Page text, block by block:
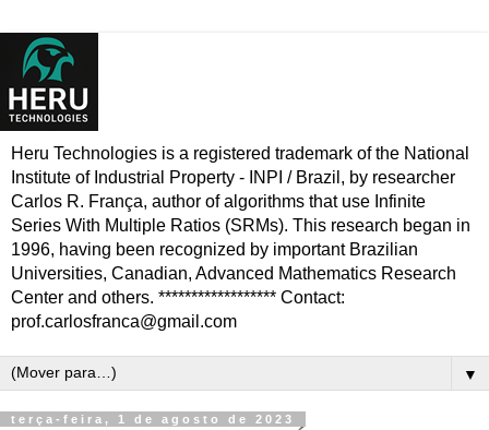
Heru Technologies is a registered trademark of the National
Institute of Industrial Property - INPI / Brazil, by researcher
Carlos R. França, author of algorithms that use Infinite
Series With Multiple Ratios (SRMs). This research began in
1996, having been recognized by important Brazilian
Universities, Canadian, Advanced Mathematics Research
Center and others. ****************** Contact:
prof.carlosfranca@gmail.com
▼
terça-feira, 1 de agosto de 2023